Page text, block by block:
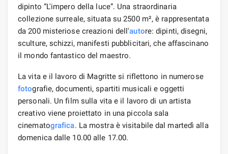
dipinto “L'impero della luce”. Una straordinaria
collezione surreale, situata su 2500 m², è rappresentata
da 200 misteriose creazioni dell'autore: dipinti, disegni,
sculture, schizzi, manifesti pubblicitari, che affascinano
il mondo fantastico del maestro.
La vita e il lavoro di Magritte si riflettono in numerose
fotografie, documenti, spartiti musicali e oggetti
personali. Un film sulla vita e il lavoro di un artista
creativo viene proiettato in una piccola sala
cinematografica. La mostra è visitabile dal martedì alla
domenica dalle 10.00 alle 17.00.